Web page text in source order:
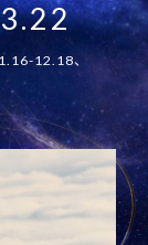
12.18、